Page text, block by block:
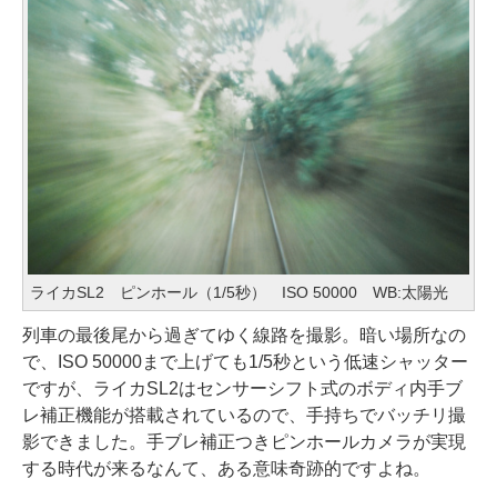
ライカSL2 ピンホール（1/5秒） ISO 50000 WB:太陽光
列車の最後尾から過ぎてゆく線路を撮影。暗い場所なの
で、ISO 50000まで上げても1/5秒という低速シャッター
ですが、ライカSL2はセンサーシフト式のボディ内手ブ
レ補正機能が搭載されているので、手持ちでバッチリ撮
影できました。手ブレ補正つきピンホールカメラが実現
する時代が来るなんて、ある意味奇跡的ですよね。